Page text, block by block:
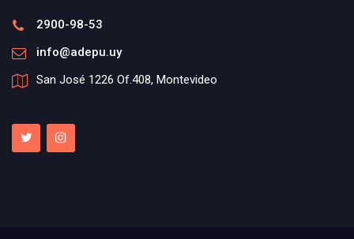
2900-98-53
info@adepu.uy
San José 1226 Of.408, Montevideo